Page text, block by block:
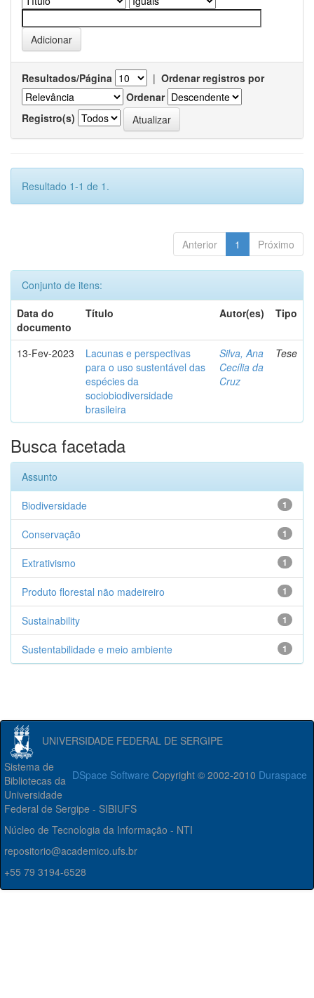
Resultados/Página | Ordenar registros por
Ordenar
Registro(s)
Resultado 1-1 de 1.
Anterior 1 Próximo
Conjunto de itens:
Data do
documento
Título Autor(es) Tipo
13-Fev-2023
Lacunas e perspectivas
para o uso sustentável das
espécies da
sociobiodiversidade
brasileira
Silva, Ana
Cecília da
Cruz
Tese
Busca facetada
Assunto
1
Biodiversidade
1
Conservação
1
Extrativismo
1
Produto florestal não madeireiro
1
Sustainability
1
Sustentabilidade e meio ambiente
UNIVERSIDADE FEDERAL DE SERGIPE
DSpace Software Copyright © 2002-2010 Duraspace
Sistema de
Bibliotecas da
Universidade
Federal de Sergipe - SIBIUFS
Núcleo de Tecnologia da Informação - NTI
repositorio@academico.ufs.br
+55 79 3194-6528